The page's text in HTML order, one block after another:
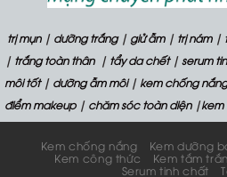
trị mụn| dưỡng trắng| giử ẫm| trị nám|
| trắng toàn thân| tẩy da chết|serum
môi tốt| dưỡng ẫm môi| kem chống nắng
điểm makeup| chăm sóc toàn diện|kem
Kem chống nắng Kem dưỡng
Kem công thức
Kem tắm
Serum tinh chất